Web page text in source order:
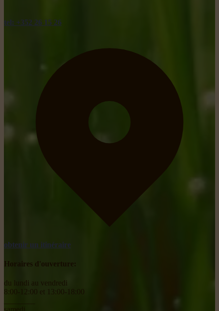
tel: +352 26 15 26
obtenir un itinéraire
Horaires d'ouverture:
du lundi au vendredi
8:00-12:00 et 13:00-18:00
samedi